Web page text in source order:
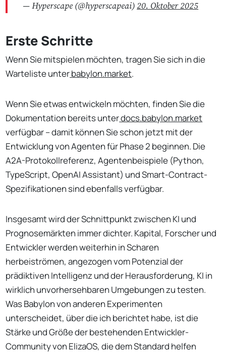
— Hyperscape (@hyperscapeai)20. Oktober 2025
Erste Schritte
Wenn Sie mitspielen möchten, tragen Sie sich in die
Warteliste unterbabylon.market.
Wenn Sie etwas entwickeln möchten, finden Sie die
Dokumentation bereits unterdocs.babylon.market
verfügbar – damit können Sie schon jetzt mit der
Entwicklung von Agenten für Phase 2 beginnen. Die
A2A-Protokollreferenz, Agentenbeispiele (Python,
TypeScript, OpenAI Assistant) und Smart-Contract-
Spezifikationen sind ebenfalls verfügbar.
Insgesamt wird der Schnittpunkt zwischen KI und
Prognosemärkten immer dichter. Kapital, Forscher und
Entwickler werden weiterhin in Scharen
herbeiströmen, angezogen vom Potenzial der
prädiktiven Intelligenz und der Herausforderung, KI in
wirklich unvorhersehbaren Umgebungen zu testen.
Was Babylon von anderen Experimenten
unterscheidet, über die ich berichtet habe, ist die
Stärke und Größe der bestehenden Entwickler-
Community von ElizaOS, die dem Standard helfen